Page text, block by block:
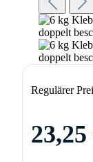
Regulärer
23,25